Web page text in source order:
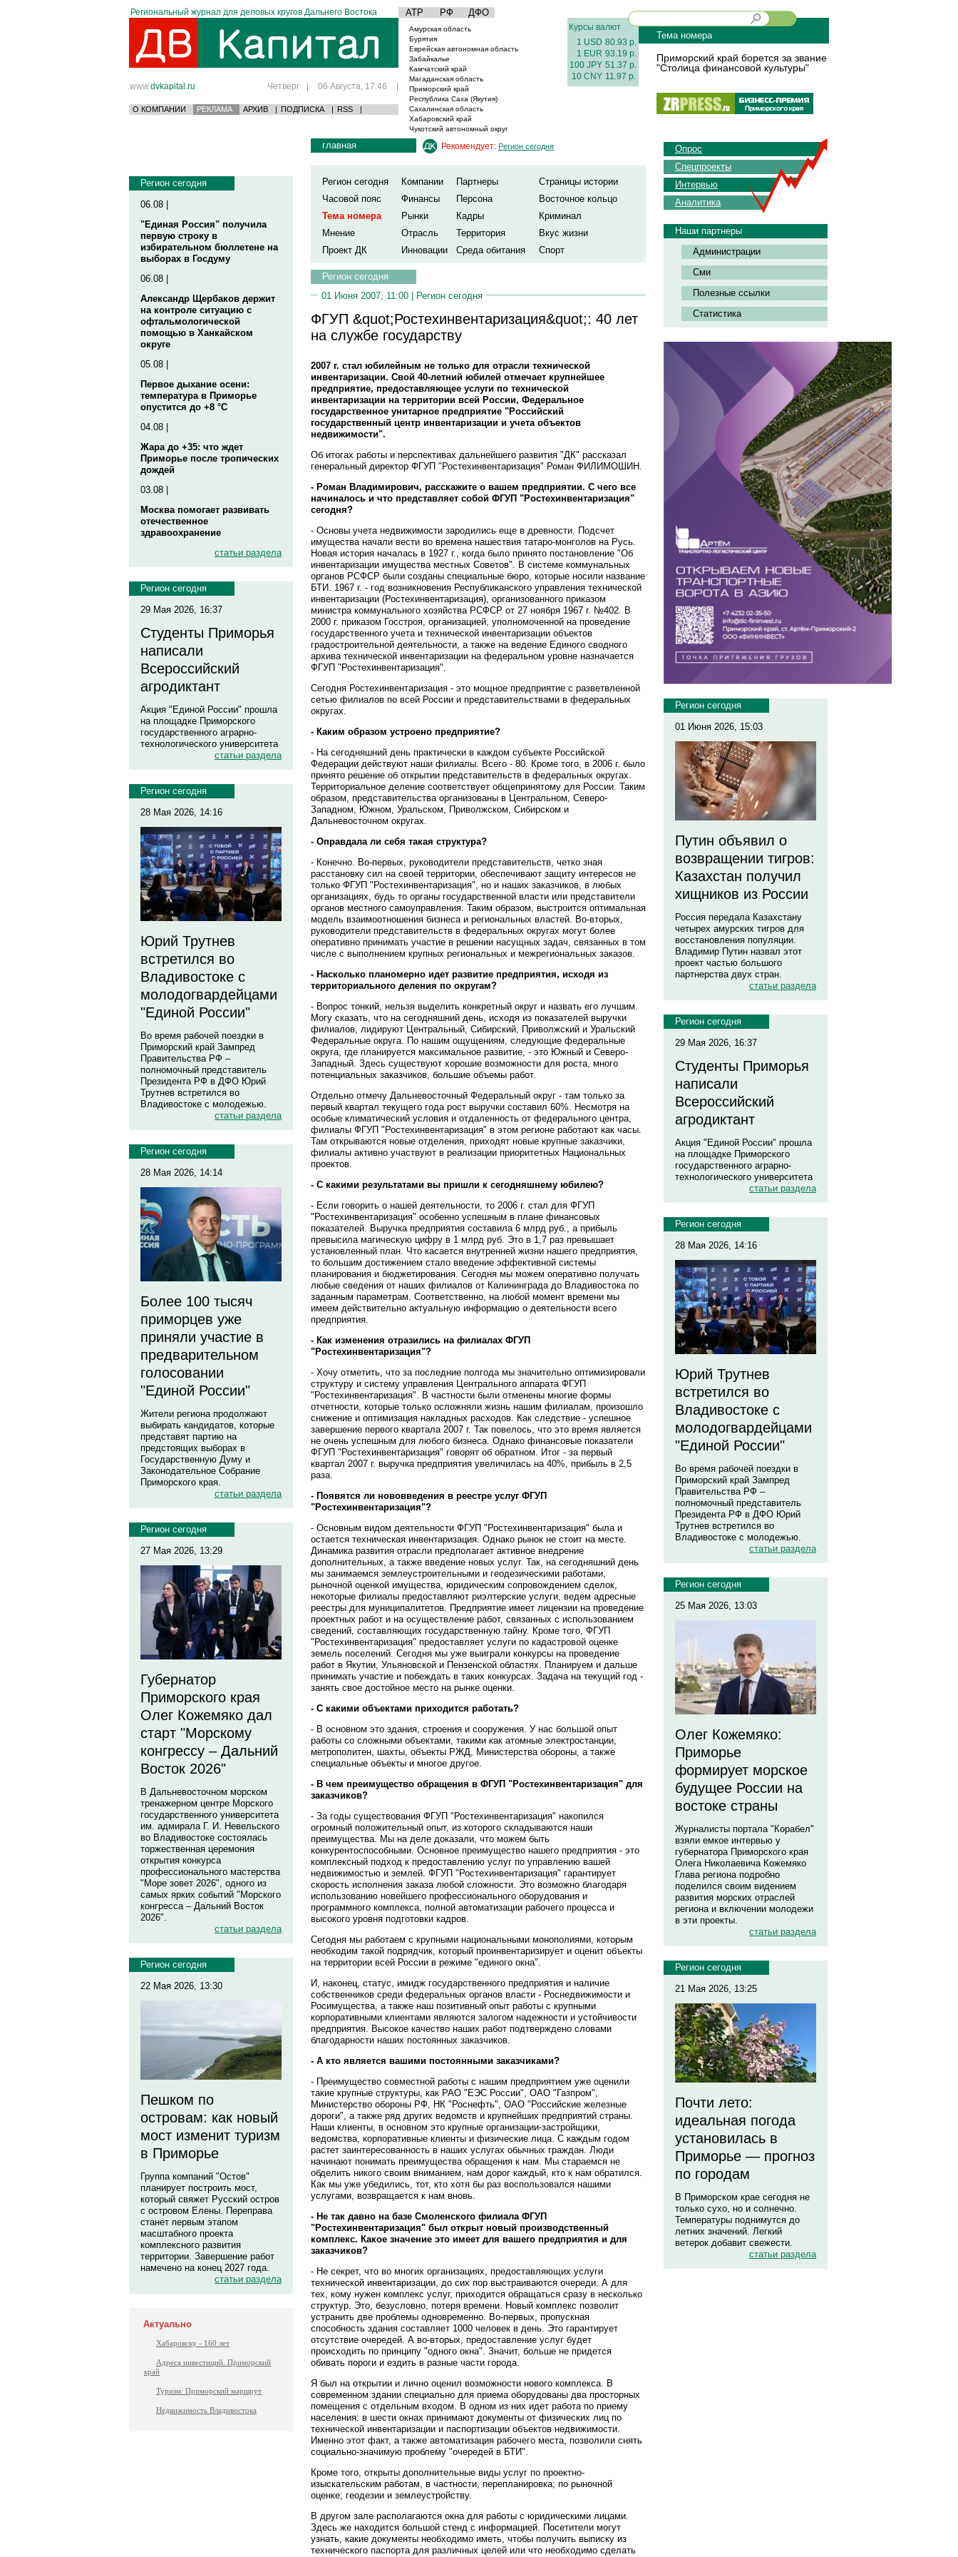
Региональный журнал для деловых кругов Дальнего Востока АТР РФ ДФО
www.dvkapital.ru Четверг | 06 Августа, 17:46 |
О КОМПАНИИ РЕКЛАМА АРХИВ | ПОДПИСКА | RSS |
Амурская область
Бурятия
Еврейская автономная область
Забайкалье
Камчатский край
Магаданская область
Приморский край
Республика Саха (Якутия)
Сахалинская область
Хабаровский край
Чукотский автономный округ
Курсы валют
1 USD 80.93 р.
1 EUR 93.19 р.
100 JPY 51.37 р.
10 CNY 11.97 р.
Тема номера
Приморский край борется за звание
"Столица финансовой культуры"
Регион сегодня
06.08 |
"Единая Россия" получила
первую строку в
избирательном бюллетене на
выборах в Госдуму
06.08 |
Александр Щербаков держит
на контроле ситуацию с
офтальмологической
помощью в Ханкайском
округе
05.08 |
Первое дыхание осени:
температура в Приморье
опустится до +8 °C
04.08 |
Жара до +35: что ждет
Приморье после тропических
дождей
03.08 |
Москва помогает развивать
отечественное
здравоохранение
статьи раздела
Регион сегодня
29 Мая 2026, 16:37
Студенты Приморья
написали
Всероссийский
агродиктант
Акция "Единой России" прошла
на площадке Приморского
государственного аграрно-
технологического университета
статьи раздела
Регион сегодня
28 Мая 2026, 14:16
Юрий Трутнев
встретился во
Владивостоке с
молодогвардейцами
"Единой России"
Во время рабочей поездки в
Приморский край Зампред
Правительства РФ –
полномочный представитель
Президента РФ в ДФО Юрий
Трутнев встретился во
Владивостоке с молодежью.
статьи раздела
Регион сегодня
28 Мая 2026, 14:14
Более 100 тысяч
приморцев уже
приняли участие в
предварительном
голосовании
"Единой России"
Жители региона продолжают
выбирать кандидатов, которые
представят партию на
предстоящих выборах в
Государственную Думу и
Законодательное Собрание
Приморского края.
статьи раздела
Регион сегодня
27 Мая 2026, 13:29
Губернатор
Приморского края
Олег Кожемяко дал
старт "Морскому
конгрессу – Дальний
Восток 2026"
В Дальневосточном морском
тренажерном центре Морского
государственного университета
им. адмирала Г. И. Невельского
во Владивостоке состоялась
торжественная церемония
открытия конкурса
профессионального мастерства
"Море зовет 2026", одного из
самых ярких событий "Морского
конгресса – Дальний Восток
2026".
статьи раздела
Регион сегодня
22 Мая 2026, 13:30
Пешком по
островам: как новый
мост изменит туризм
в Приморье
Группа компаний "Остов"
планирует построить мост,
который свяжет Русский остров
с островом Елены. Переправа
станет первым этапом
масштабного проекта
комплексного развития
территории. Завершение работ
намечено на конец 2027 года.
статьи раздела
Актуально
Хабаровску - 160 лет
Адреса инвестиций. Приморский
край
Туризм: Приморский маршрут
Недвижимость Владивостока
главная Рекомендует: Регион сегодня
Регион сегодня Компании Партнеры
Страницы истории
Часовой пояс
Финансы Персона
Восточное кольцо
Тема номера
Рынки Кадры
Криминал
Мнение
Отрасль Территория
Вкус жизни
Проект ДК
Инновации Среда обитания Спорт
Регион сегодня
01 Июня 2007, 11:00 | Регион сегодня
ФГУП &quot;Ростехинвентаризация&quot;: 40 лет
на службе государству
2007 г. стал юбилейным не только для отрасли технической
инвентаризации. Свой 40-летний юбилей отмечает крупнейшее
предприятие, предоставляющее услуги по технической
инвентаризации на территории всей России, Федеральное
государственное унитарное предприятие "Российский
государственный центр инвентаризации и учета объектов
недвижимости".
Об итогах работы и перспективах дальнейшего развития "ДК" рассказал
генеральный директор ФГУП "Ростехинвентаризация" Роман ФИЛИМОШИН.
- Роман Владимирович, расскажите о вашем предприятии. С чего все
начиналось и что представляет собой ФГУП "Ростехинвентаризация"
сегодня?
- Основы учета недвижимости зародились еще в древности. Подсчет
имущества начали вести во времена нашествия татаро-монголов на Русь.
Новая история началась в 1927 г., когда было принято постановление "Об
инвентаризации имущества местных Советов". В системе коммунальных
органов РСФСР были созданы специальные бюро, которые носили название
БТИ. 1967 г. - год возникновения Республиканского управления технической
инвентаризации (Ростехинвентаризация), организованного приказом
министра коммунального хозяйства РСФСР от 27 ноября 1967 г. №402. В
2000 г. приказом Госстроя, организацией, уполномоченной на проведение
государственного учета и технической инвентаризации объектов
градостроительной деятельности, а также на ведение Единого сводного
архива технической инвентаризации на федеральном уровне назначается
ФГУП "Ростехинвентаризация".
Сегодня Ростехинвентаризация - это мощное предприятие с разветвленной
сетью филиалов по всей России и представительствами в федеральных
округах.
- Каким образом устроено предприятие?
- На сегодняшний день практически в каждом субъекте Российской
Федерации действуют наши филиалы. Всего - 80. Кроме того, в 2006 г. было
принято решение об открытии представительств в федеральных округах.
Территориальное деление соответствует общепринятому для России. Таким
образом, представительства организованы в Центральном, Северо-
Западном, Южном, Уральском, Приволжском, Сибирском и
Дальневосточном округах.
- Оправдала ли себя такая структура?
- Конечно. Во-первых, руководители представительств, четко зная
расстановку сил на своей территории, обеспечивают защиту интересов не
только ФГУП "Ростехинвентаризация", но и наших заказчиков, в любых
организациях, будь то органы государственной власти или представители
органов местного самоуправления. Таким образом, выстроится оптимальная
модель взаимоотношения бизнеса и региональных властей. Во-вторых,
руководители представительств в федеральных округах могут более
оперативно принимать участие в решении насущных задач, связанных в том
числе с выполнением крупных региональных и межрегиональных заказов.
- Насколько планомерно идет развитие предприятия, исходя из
территориального деления по округам?
- Вопрос тонкий, нельзя выделить конкретный округ и назвать его лучшим.
Могу сказать, что на сегодняшний день, исходя из показателей выручки
филиалов, лидируют Центральный, Сибирский, Приволжский и Уральский
Федеральные округа. По нашим ощущениям, следующие федеральные
округа, где планируется максимальное развитие, - это Южный и Северо-
Западный. Здесь существуют хорошие возможности для роста, много
потенциальных заказчиков, большие объемы работ.
Отдельно отмечу Дальневосточный Федеральный округ - там только за
первый квартал текущего года рост выручки составил 60%. Несмотря на
особые климатический условия и отдаленность от федерального центра,
филиалы ФГУП "Ростехинвентаризация" в этом регионе работают как часы.
Там открываются новые отделения, приходят новые крупные заказчики,
филиалы активно участвуют в реализации приоритетных Национальных
проектов.
- С какими результатами вы пришли к сегодняшнему юбилею?
- Если говорить о нашей деятельности, то 2006 г. стал для ФГУП
"Ростехинвентаризация" особенно успешным в плане финансовых
показателей. Выручка предприятия составила 6 млрд руб., а прибыль
превысила магическую цифру в 1 млрд руб. Это в 1,7 раз превышает
установленный план. Что касается внутренней жизни нашего предприятия,
то большим достижением стало введение эффективной системы
планирования и бюджетирования. Сегодня мы можем оперативно получать
любые сведения от наших филиалов от Калининграда до Владивостока по
заданным параметрам. Соответственно, на любой момент времени мы
имеем действительно актуальную информацию о деятельности всего
предприятия.
- Как изменения отразились на филиалах ФГУП
"Ростехинвентаризация"?
- Хочу отметить, что за последние полгода мы значительно оптимизировали
структуру и систему управления Центрального аппарата ФГУП
"Ростехинвентаризация". В частности были отменены многие формы
отчетности, которые только осложняли жизнь нашим филиалам, произошло
снижение и оптимизация накладных расходов. Как следствие - успешное
завершение первого квартала 2007 г. Так повелось, что это время является
не очень успешным для любого бизнеса. Однако финансовые показатели
ФГУП "Ростехинвентаризация" говорят об обратном. Итог - за первый
квартал 2007 г. выручка предприятия увеличилась на 40%, прибыль в 2,5
раза.
- Появятся ли нововведения в реестре услуг ФГУП
"Ростехинвентаризация"?
- Основным видом деятельности ФГУП "Ростехинвентаризация" была и
остается техническая инвентаризация. Однако рынок не стоит на месте.
Динамика развития отрасли предполагает активное внедрение
дополнительных, а также введение новых услуг. Так, на сегодняшний день
мы занимаемся землеустроительными и геодезическими работами,
рыночной оценкой имущества, юридическим сопровождением сделок,
некоторые филиалы предоставляют риэлтерские услуги, ведем адресные
реестры для муниципалитетов. Предприятие имеет лицензии на проведение
проектных работ и на осуществление работ, связанных с использованием
сведений, составляющих государственную тайну. Кроме того, ФГУП
"Ростехинвентаризация" предоставляет услуги по кадастровой оценке
земель поселений. Сегодня мы уже выиграли конкурсы на проведение
работ в Якутии, Ульяновской и Пензенской областях. Планируем и дальше
принимать участие и побеждать в таких конкурсах. Задача на текущий год -
занять свое достойное место на рынке оценки.
- С какими объектами приходится работать?
- В основном это здания, строения и сооружения. У нас большой опыт
работы со сложными объектами, такими как атомные электростанции,
метрополитен, шахты, объекты РЖД, Министерства обороны, а также
специальные объекты и многое другое.
- В чем преимущество обращения в ФГУП "Ростехинвентаризация" для
заказчиков?
- За годы существования ФГУП "Ростехинвентаризация" накопился
огромный положительный опыт, из которого складываются наши
преимущества. Мы на деле доказали, что можем быть
конкурентоспособными. Основное преимущество нашего предприятия - это
комплексный подход к предоставлению услуг по управлению вашей
недвижимостью и землей. ФГУП "Ростехинвентаризация" гарантирует
скорость исполнения заказа любой сложности. Это возможно благодаря
использованию новейшего профессионального оборудования и
программного комплекса, полной автоматизации рабочего процесса и
высокого уровня подготовки кадров.
Сегодня мы работаем с крупными национальными монополиями, которым
необходим такой подрядчик, который проинвентаризирует и оценит объекты
на территории всей России в режиме "единого окна".
И, наконец, статус, имидж государственного предприятия и наличие
собственников среди федеральных органов власти - Роснедвижимости и
Росимущества, а также наш позитивный опыт работы с крупными
корпоративными клиентами являются залогом надежности и устойчивости
предприятия. Высокое качество наших работ подтверждено словами
благодарности наших постоянных заказчиков.
- А кто является вашими постоянными заказчиками?
- Преимущество совместной работы с нашим предприятием уже оценили
такие крупные структуры, как РАО "ЕЭС России", ОАО "Газпром",
Министерство обороны РФ, НК "Роснефть", ОАО "Российские железные
дороги", а также ряд других ведомств и крупнейших предприятий страны.
Наши клиенты, в основном это крупные организации-застройщики,
ведомства, корпоративные клиенты и физические лица. С каждым годом
растет заинтересованность в наших услугах обычных граждан. Люди
начинают понимать преимущества обращения к нам. Мы стараемся не
обделить никого своим вниманием, нам дорог каждый, кто к нам обратился.
Как мы уже убедились, тот, кто хотя бы раз воспользовался нашими
услугами, возвращается к нам вновь.
- Не так давно на базе Смоленского филиала ФГУП
"Ростехинвентаризация" был открыт новый производственный
комплекс. Какое значение это имеет для вашего предприятия и для
заказчиков?
- Не секрет, что во многих организациях, предоставляющих услуги
технической инвентаризации, до сих пор выстраиваются очереди. А для
тех, кому нужен комплекс услуг, приходится обращаться сразу в несколько
структур. Это, безусловно, потеря времени. Новый комплекс позволит
устранить две проблемы одновременно. Во-первых, пропускная
способность здания составляет 1000 человек в день. Это гарантирует
отсутствие очередей. А во-вторых, предоставление услуг будет
происходить по принципу "одного окна". Значит, больше не придется
обивать пороги и ездить в разные части города.
Я был на открытии и лично оценил возможности нового комплекса. В
современном здании специально для приема оборудованы два просторных
помещения с отдельным входом. В одном из них идет работа по приему
населения: в шести окнах принимают документы от физических лиц по
технической инвентаризации и паспортизации объектов недвижимости.
Именно этот факт, а также автоматизация рабочего места, позволили снять
социально-значимую проблему "очередей в БТИ".
Кроме того, открыты дополнительные виды услуг по проектно-
изыскательским работам, в частности, перепланировка; по рыночной
оценке; геодезии и землеустройству.
В другом зале располагаются окна для работы с юридическими лицами.
Здесь же находится большой стенд с информацией. Посетители могут
узнать, какие документы необходимо иметь, чтобы получить выписку из
технического паспорта для различных целей или что необходимо сделать
Опрос
Спецпроекты
Интервью
Аналитика
Наши партнеры
Администрации
Сми
Полезные ссылки
Статистика
Регион сегодня
01 Июня 2026, 15:03
Путин объявил о
возвращении тигров:
Казахстан получил
хищников из России
Россия передала Казахстану
четырех амурских тигров для
восстановления популяции.
Владимир Путин назвал этот
проект частью большого
партнерства двух стран.
статьи раздела
Регион сегодня
29 Мая 2026, 16:37
Студенты Приморья
написали
Всероссийский
агродиктант
Акция "Единой России" прошла
на площадке Приморского
государственного аграрно-
технологического университета
статьи раздела
Регион сегодня
28 Мая 2026, 14:16
Юрий Трутнев
встретился во
Владивостоке с
молодогвардейцами
"Единой России"
Во время рабочей поездки в
Приморский край Зампред
Правительства РФ –
полномочный представитель
Президента РФ в ДФО Юрий
Трутнев встретился во
Владивостоке с молодежью.
статьи раздела
Регион сегодня
25 Мая 2026, 13:03
Олег Кожемяко:
Приморье
формирует морское
будущее России на
востоке страны
Журналисты портала "Корабел"
взяли емкое интервью у
губернатора Приморского края
Олега Николаевича Кожемяко
Глава региона подробно
поделился своим видением
развития морских отраслей
региона и включении молодежи
в эти проекты.
статьи раздела
Регион сегодня
21 Мая 2026, 13:25
Почти лето:
идеальная погода
установилась в
Приморье — прогноз
по городам
В Приморском крае сегодня не
только сухо, но и солнечно.
Температуры поднимутся до
летних значений. Легкий
ветерок добавит свежести.
статьи раздела